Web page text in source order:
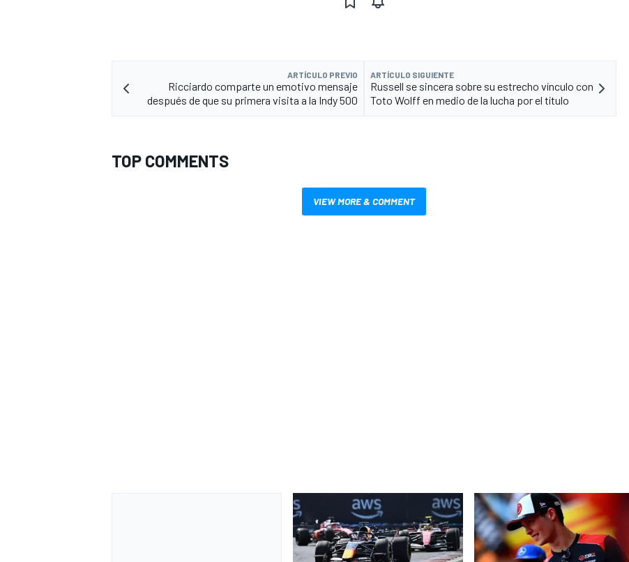
ARTÍCULO PREVIO
Ricciardo comparte un emotivo mensaje
después de que su primera visita a la Indy 500
ARTÍCULO SIGUIENTE
Russell se sincera sobre su estrecho vínculo con
Toto Wolff en medio de la lucha por el título
TOP COMMENTS
VIEW MORE & COMMENT